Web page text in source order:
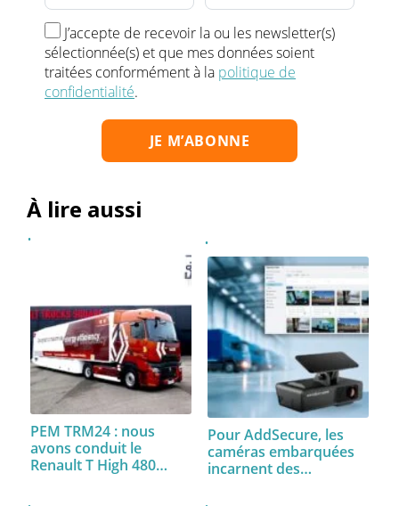
J’accepte de recevoir la ou les newsletter(s)
sélectionnée(s) et que mes données soient
traitées conformément à la politique de
confidentialité.
À lire aussi
PEM TRM24 : nous
avons conduit le
Renault T High 480…
Pour AddSecure, les
caméras embarquées
incarnent des…